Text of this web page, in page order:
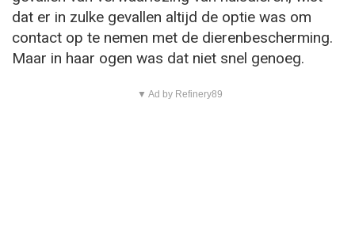
dat er in zulke gevallen altijd de optie was om
contact op te nemen met de dierenbescherming.
Maar in haar ogen was dat niet snel genoeg.
▼ Ad by Refinery89